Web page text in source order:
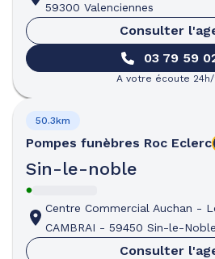
59300 Valenciennes
Consulter
03 79 59
A votre écoute 24h/
Pompes funèbres Roc Eclerc
Sin-le-noble
50.3km
Centre Commercial Auchan -
CAMBRAI - 59450 Sin-le-Noble
Consulter